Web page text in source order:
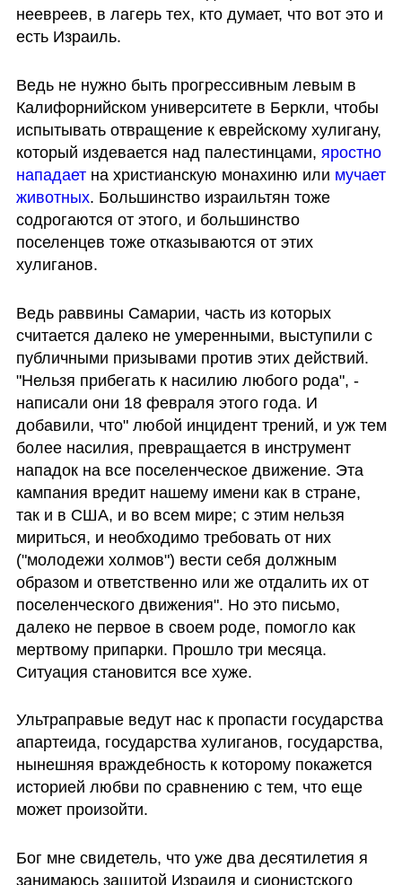
неевреев, в лагерь тех, кто думает, что вот это и
есть Израиль.
Ведь не нужно быть прогрессивным левым в
Калифорнийском университете в Беркли, чтобы
испытывать отвращение к еврейскому хулигану,
который издевается над палестинцами, яростно
нападает на христианскую монахиню или мучает
животных. Большинство израильтян тоже
содрогаются от этого, и большинство
поселенцев тоже отказываются от этих
хулиганов.
Ведь раввины Самарии, часть из которых
считается далеко не умеренными, выступили с
публичными призывами против этих действий.
"Нельзя прибегать к насилию любого рода", -
написали они 18 февраля этого года. И
добавили, что" любой инцидент трений, и уж тем
более насилия, превращается в инструмент
нападок на все поселенческое движение. Эта
кампания вредит нашему имени как в стране,
так и в США, и во всем мире; с этим нельзя
мириться, и необходимо требовать от них
("молодежи холмов") вести себя должным
образом и ответственно или же отдалить их от
поселенческого движения". Но это письмо,
далеко не первое в своем роде, помогло как
мертвому припарки. Прошло три месяца.
Ситуация становится все хуже.
Ультраправые ведут нас к пропасти государства
апартеида, государства хулиганов, государства,
нынешняя враждебность к которому покажется
историей любви по сравнению с тем, что еще
может произойти.
Бог мне свидетель, что уже два десятилетия я
занимаюсь защитой Израиля и сионистского